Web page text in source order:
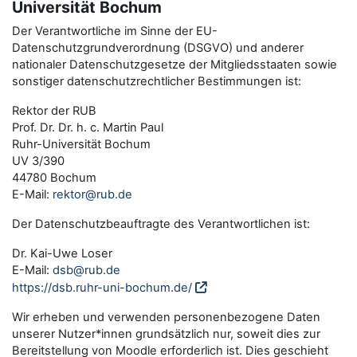
Universität Bochum
Der Verantwortliche im Sinne der EU-
Datenschutzgrundverordnung (DSGVO) und anderer
nationaler Datenschutzgesetze der Mitgliedsstaaten sowie
sonstiger datenschutzrechtlicher Bestimmungen ist:
Rektor der RUB
Prof. Dr. Dr. h. c. Martin Paul
Ruhr-Universität Bochum
UV 3/390
44780 Bochum
E-Mail: rektor@rub.de
Der Datenschutzbeauftragte des Verantwortlichen ist:
Dr. Kai-Uwe Loser
E-Mail: dsb@rub.de
https://dsb.ruhr-uni-bochum.de/
Wir erheben und verwenden personenbezogene Daten
unserer Nutzer*innen grundsätzlich nur, soweit dies zur
Bereitstellung von Moodle erforderlich ist. Dies geschieht